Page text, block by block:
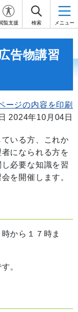
覧支援 検索 メニュー
告物講習
ージの内容を印刷
2024年10月04日
いる方、これか
になられる方を
必要な知識を習
を開催します。
から１７時ま
。